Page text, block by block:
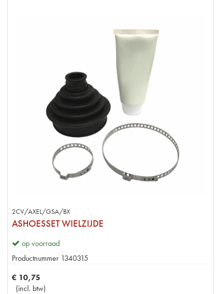
2CV/AXEL/GSA/BX
ASHOESSET WIELZIJDE
op voorraad
Productnummer 1340315
€ 10,75
(incl. btw)